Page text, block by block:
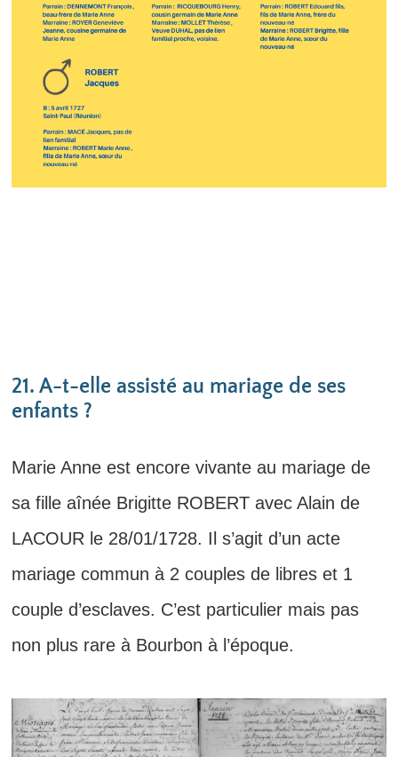
21. A-t-elle assisté au mariage de ses
enfants ?
Marie Anne est encore vivante au mariage de
sa fille aînée Brigitte ROBERT avec Alain de
LACOUR le 28/01/1728. Il s’agit d’un acte
mariage commun à 2 couples de libres et 1
couple d’esclaves. C’est particulier mais pas
non plus rare à Bourbon à l’époque.